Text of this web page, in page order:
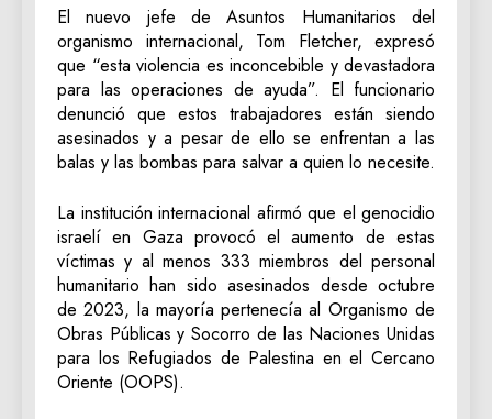
El nuevo jefe de Asuntos Humanitarios del
organismo internacional, Tom Fletcher, expresó
que “esta violencia es inconcebible y devastadora
para las operaciones de ayuda”. El funcionario
denunció que estos trabajadores están siendo
asesinados y a pesar de ello se enfrentan a las
balas y las bombas para salvar a quien lo necesite.
La institución internacional afirmó que el genocidio
israelí en Gaza provocó el aumento de estas
víctimas y al menos 333 miembros del personal
humanitario han sido asesinados desde octubre
de 2023, la mayoría pertenecía al Organismo de
Obras Públicas y Socorro de las Naciones Unidas
para los Refugiados de Palestina en el Cercano
Oriente (OOPS).